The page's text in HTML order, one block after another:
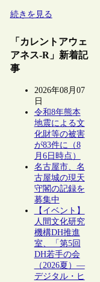
続きを見る
「カレントアウェ
アネス-R」新着記
事
2026年08月07
日
令和8年熊本
地震による文
化財等の被害
が83件に（8
月6日時点）
名古屋市、名
古屋城の現天
守閣の記録を
募集中
【イベント】
人間文化研究
機構DH推進
室、「第5回
DH若手の会
（2026夏）―
デジタル・ヒ